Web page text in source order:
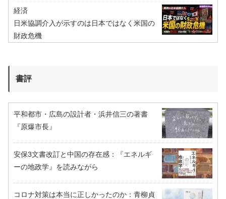
経済
日米協調介入が示すのは日本ではなく米国の
財政危機
書評
平和都市・広島の設計者・浜井信三の著書
『原爆市長』
安保3文書改訂と中国の存在感：『エネルギ
ーの地政学』を読みながら
コロナ対策は本当に正しかったのか：青柳貞